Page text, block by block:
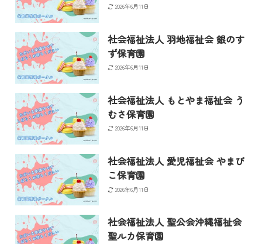
2026年6月11日
社会福祉法人 羽地福祉会 銀のす
ず保育園
2026年6月11日
社会福祉法人 もとやま福祉会 う
むさ保育園
2026年6月11日
社会福祉法人 愛児福祉会 やまび
こ保育園
2026年6月11日
社会福祉法人 聖公会沖縄福祉会
聖ルカ保育園